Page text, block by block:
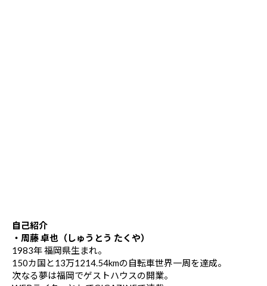
自己紹介
・周藤 卓也（しゅうとう たくや）
1983年 福岡県生まれ。
150カ国と13万1214.54kmの自転車世界一周を達成。
次なる夢は福岡でゲストハウスの開業。